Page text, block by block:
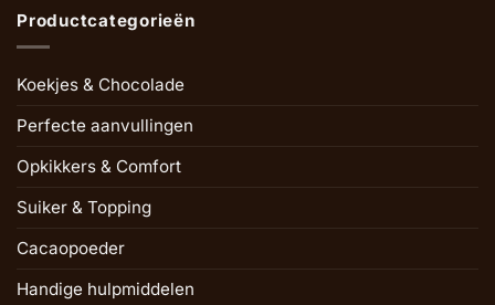
Productcategorieën
Koekjes & Chocolade
Perfecte aanvullingen
Opkikkers & Comfort
Suiker & Topping
Cacaopoeder
Handige hulpmiddelen